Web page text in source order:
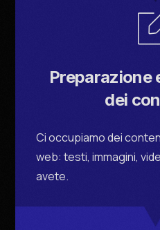
Preparazione
dei
Ci occupiamo dei
web: testi, immagini,
avete.